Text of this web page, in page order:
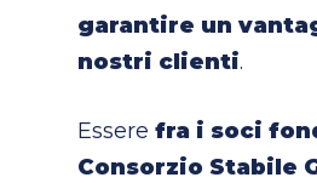
garantire un
nostri clienti.
Essere fra i soci
Consorzio Stabile